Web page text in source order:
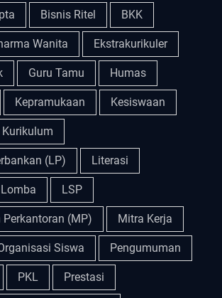
Bisnis Ritel BKK
Wanita Ekstrakurikuler
Guru Tamu Humas
Kepramukaan Kesiswaan
Kurikulum
(LP) Literasi
Lomba LSP
(MP) Mitra Kerja
Siswa Pengumuman
PKL Prestasi